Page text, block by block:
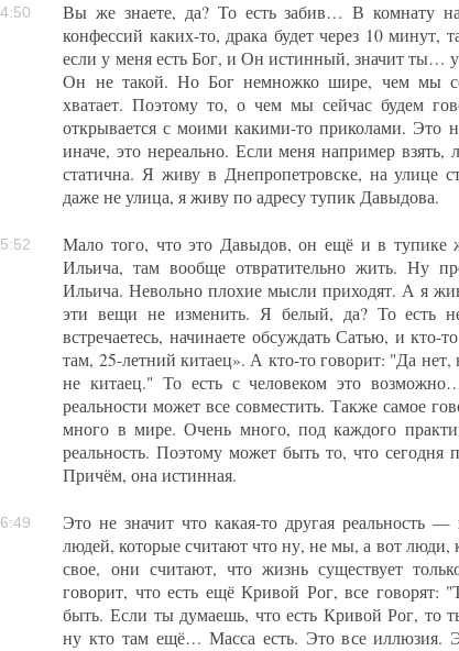
Вы же знаете, да? То есть забив… В комнату
конфессий каких-то, драка будет через 10 минут,
если у меня есть Бог, и Он истинный, значит ты…
Он не такой. Но Бог немножко шире, чем мы
хватает. Поэтому то, о чем мы сейчас будем
открывается с моими какими-то приколами. Это
иначе, это нереально. Если меня например
статична. Я живу в Днепропетровске, на улице
даже не улица, я живу по адресу тупик Давыдова.
Мало того, что это Давыдов, он ещё и в тупике
Ильича, там вообще отвратительно жить. Ну
Ильича. Невольно плохие мысли приходят. А я
эти вещи не изменить. Я белый, да? То есть
встречаетесь, начинаете обсуждать Сатью, и
там, 25-летний китаец». А кто-то говорит: "Да
не китаец." То есть с человеком это
реальности может все совместить. Также самое
много в мире. Очень много, под каждого
реальность. Поэтому может быть то, что сегодня
Причём, она истинная.
Это не значит что какая-то другая реальность
людей, которые считают что ну, не мы, а вот люди,
свое, они считают, что жизнь существует
говорит, что есть ещё Кривой Рог, все
быть. Если ты думаешь, что есть Кривой Рог, то
ну кто там ещё… Масса есть. Это все иллюзия.